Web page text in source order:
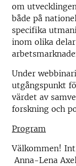
om
både på
specifika
inom olika
Under
utgångspunkt
värdet av
forskning och
Program
Välkommen!
Anna-Lena